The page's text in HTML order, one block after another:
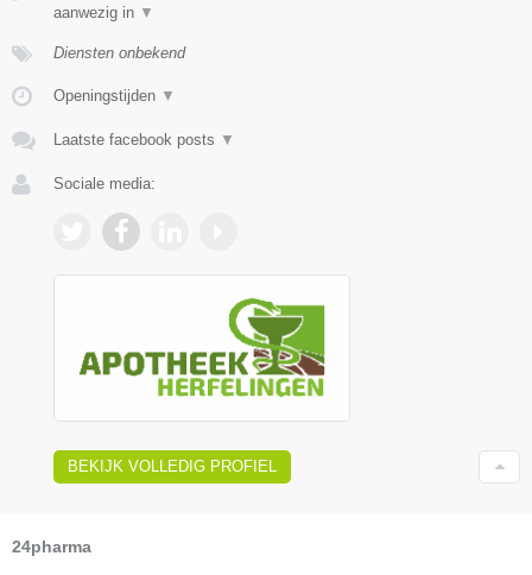
aanwezig in ▼
Diensten onbekend
Openingstijden ▼
Laatste facebook posts ▼
Sociale media:
BEKIJK VOLLEDIG PROFIEL
24pharma